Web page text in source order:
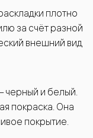
плотно
за счёт разной
внешний вид
черный и белый.
покраска. Она
покрытие.